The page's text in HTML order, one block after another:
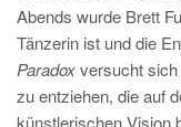
Abends wurde Brett
Tänzerin ist und die
Paradoxversucht
zu entziehen, die auf
künstlerischen Vision